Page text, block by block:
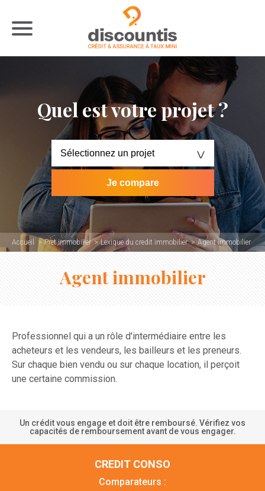
Quel est votre projet ?
Accueil Pret immobilier Lexique du credit immobilier Agent immobilier
Agent immobilier
Professionnel qui a un rôle d'intermédiaire entre les
acheteurs et les vendeurs, les bailleurs et les preneurs.
Sur chaque bien vendu ou sur chaque location, il perçoit
une certaine commission.
Un crédit vous engage et doit être remboursé. Vérifiez vos
capacités de remboursement avant de vous engager.
CREDIT CONSO
Comparateurs :